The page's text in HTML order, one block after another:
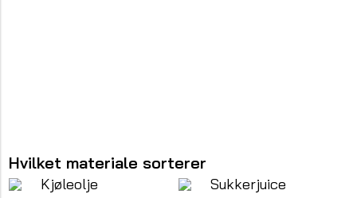
Hvilket materiale sorterer
Kjøleolje
Sukkerjuice